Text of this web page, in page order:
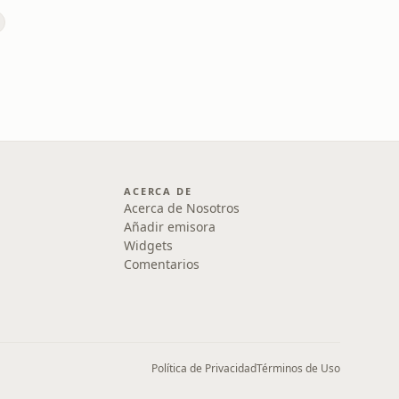
ACERCA DE
Acerca de Nosotros
Añadir emisora
Widgets
Comentarios
Política de PrivacidadTérminos de Uso